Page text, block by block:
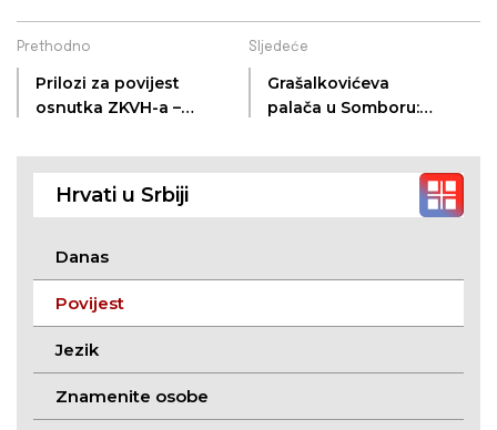
Prethodno
Prilozi za povijest
osnutka ZKVH-a –
institucije u području
Sljedeće
Grašalkovićeva
palača u Somboru:
velikog značaja
Hrvati u Srbiji
Danas
Povijest
Jezik
Znamenite osobe